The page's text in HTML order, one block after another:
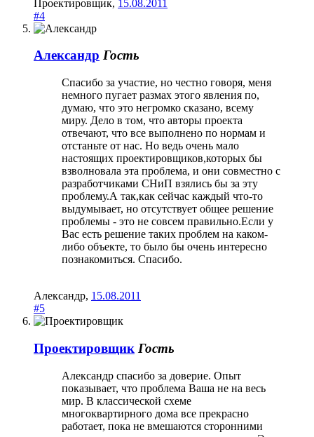
Проектировщик, 15.08.2011
#4
Александр Гость
Спасибо за участие, но честно говоря, меня
немного пугает размах этого явления по,
думаю, что это негромко сказано, всему
миру. Дело в том, что авторы проекта
отвечают, что все выполнено по нормам и
отстаньте от нас. Но ведь очень мало
настоящих проектировщиков,которых бы
взволновала эта проблема, и они совместно с
разработчиками СНиП взялись бы за эту
проблему.А так,как сейчас каждый что-то
выдумывает, но отсутствует общее решение
проблемы - это не совсем правильно.Если у
Вас есть решение таких проблем на каком-
либо объекте, то было бы очень интересно
познакомиться. Спасибо.
Александр, 15.08.2011
#5
Проектировщик Гость
Александр спасибо за доверие. Опыт
показывает, что проблема Ваша не на весь
мир. В классической схеме
многоквартирного дома все прекрасно
работает, пока не вмешаются сторонними